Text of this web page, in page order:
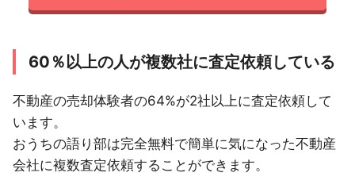
60％以上の人が複数社に査定依頼している
不動産の売却体験者の64%が2社以上に査定依頼して
います。
おうちの語り部は完全無料で簡単に気になった不動産
会社に複数査定依頼することができます。